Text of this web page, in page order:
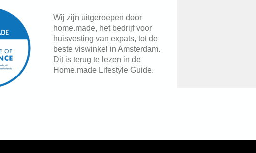
Wij zijn uitgeroepen door
home.made, het bedrijf voor
huisvesting van expats, tot de
beste viswinkel in Amsterdam.
Dit is terug te lezen in de
Home.made Lifestyle Guide.